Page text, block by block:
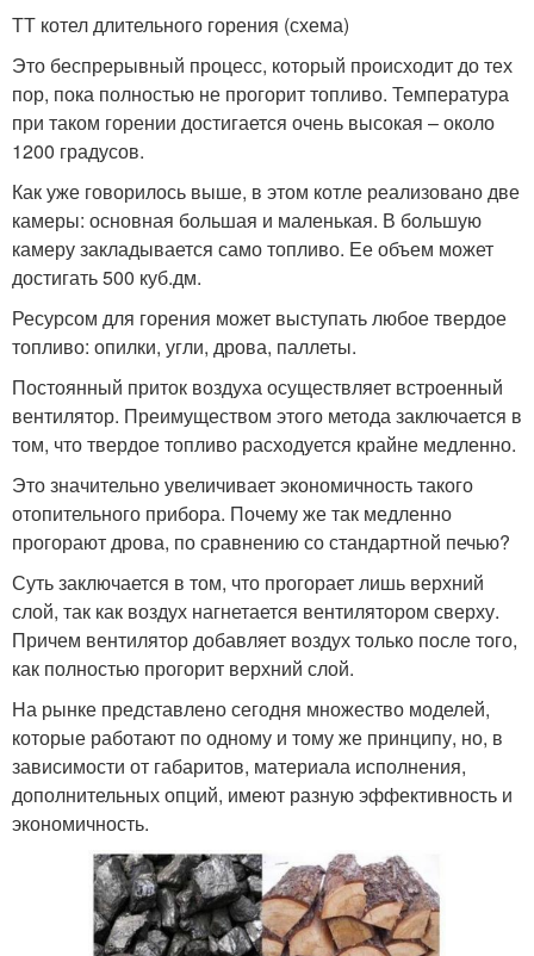
ТТ котел длительного горения (схема)
Это беспрерывный процесс, который происходит до тех
пор, пока полностью не прогорит топливо. Температура
при таком горении достигается очень высокая – около
1200 градусов.
Как уже говорилось выше, в этом котле реализовано две
камеры: основная большая и маленькая. В большую
камеру закладывается само топливо. Ее объем может
достигать 500 куб.дм.
Ресурсом для горения может выступать любое твердое
топливо: опилки, угли, дрова, паллеты.
Постоянный приток воздуха осуществляет встроенный
вентилятор. Преимуществом этого метода заключается в
том, что твердое топливо расходуется крайне медленно.
Это значительно увеличивает экономичность такого
отопительного прибора. Почему же так медленно
прогорают дрова, по сравнению со стандартной печью?
Суть заключается в том, что прогорает лишь верхний
слой, так как воздух нагнетается вентилятором сверху.
Причем вентилятор добавляет воздух только после того,
как полностью прогорит верхний слой.
На рынке представлено сегодня множество моделей,
которые работают по одному и тому же принципу, но, в
зависимости от габаритов, материала исполнения,
дополнительных опций, имеют разную эффективность и
экономичность.